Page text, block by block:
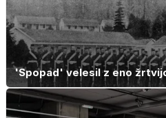
'Spopad' velesil z eno